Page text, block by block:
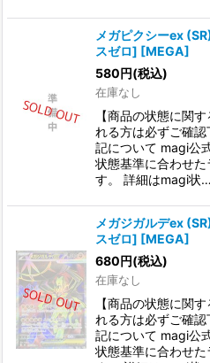
メガピクシーex
スゼロ] [MEGA]
580円(税込)
在庫なし
【商品の状態に関
れる方は必ずご確
記について magi公
状態基準に合わせ
す。 詳細はmagi状…
メガジガルデex
スゼロ] [MEGA]
680円(税込)
在庫なし
【商品の状態に関
れる方は必ずご確
記について magi公
状態基準に合わせ